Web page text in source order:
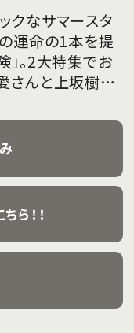
クなサマースタ
運命の1本を提
。2大特集でお
さんと上坂樹里
ら！！